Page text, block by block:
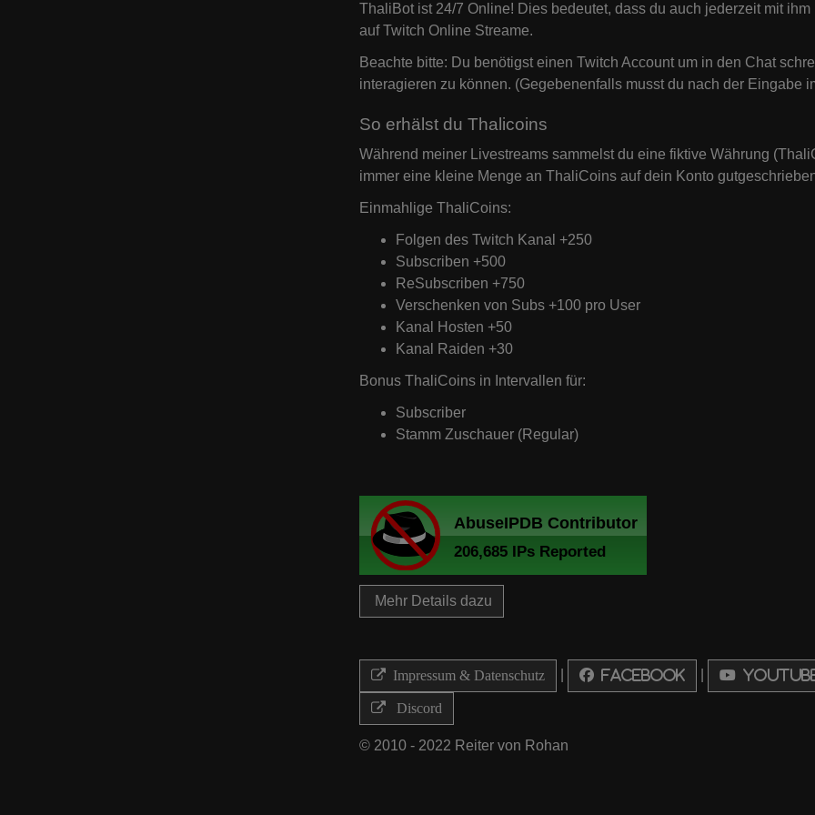
ThaliBot ist 24/7 Online! Dies bedeutet, dass du auch jederzeit mit
auf Twitch Online Streame.
Beachte bitte: Du benötigst einen Twitch Account um in den Chat
interagieren zu können. (Gegebenenfalls musst du nach der Eingabe
So erhälst du Thalicoins
Während meiner Livestreams sammelst du eine fiktive Währung
immer eine kleine Menge an ThaliCoins auf dein Konto
Einmahlige ThaliCoins:
Folgen des Twitch Kanal +250
Subscriben +500
ReSubscriben +750
Verschenken von Subs +100 pro User
Kanal Hosten +50
Kanal Raiden +30
Bonus ThaliCoins in Intervallen für:
Subscriber
Stamm Zuschauer (Regular)
Mehr Details dazu
Impressum & Datenschutz Facebook
Discord
© 2010 - 2022 Reiter von Rohan